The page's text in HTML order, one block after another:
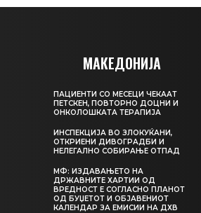
МАКЕДОНИЈА
ПАЦИЕНТИ СО МЕСЕЦИ ЧЕКААТ
ПЕТСКЕН, ПОВТОРНО ДОЦНИ И
ОНКОЛОШКАТА ТЕРАПИЈА
ИНСПЕКЦИЈА ВО ЗЛОКУЌАНИ,
ОТКРИЕНИ ДИВОГРАДБИ И
НЕЛЕГАЛНО СОБИРАЊЕ ОТПАД
МФ: ИЗДАВАЊЕТО НА
ДРЖАВНИТЕ ХАРТИИ ОД
ВРЕДНОСТ Е СОГЛАСНО ПЛАНОТ
ОД БУЏЕТОТ И ОБЈАВЕНИОТ
КАЛЕНДАР ЗА ЕМИСИИ НА ДХВ